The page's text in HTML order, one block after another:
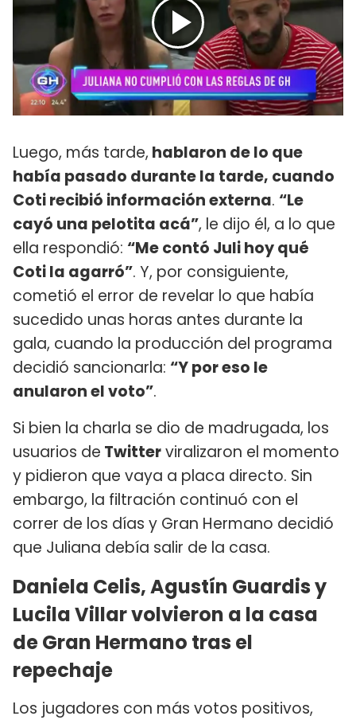
Luego, más tarde, hablaron de lo que
había pasado durante la tarde, cuando
Coti recibió información externa. “Le
cayó una pelotita acá”, le dijo él, a lo que
ella respondió: “Me contó Juli hoy qué
Coti la agarró”. Y, por consiguiente,
cometió el error de revelar lo que había
sucedido unas horas antes durante la
gala, cuando la producción del programa
decidió sancionarla: “Y por eso le
anularon el voto”.
Si bien la charla se dio de madrugada, los
usuarios de Twitterviralizaron el momento
y pidieron que vaya a placa directo. Sin
embargo, la filtración continuó con el
correr de los días y Gran Hermano decidió
que Juliana debía salir de la casa.
Daniela Celis, Agustín Guardis y
Lucila Villar volvieron a la casa
de Gran Hermano tras el
repechaje
Los jugadores con más votos positivos,